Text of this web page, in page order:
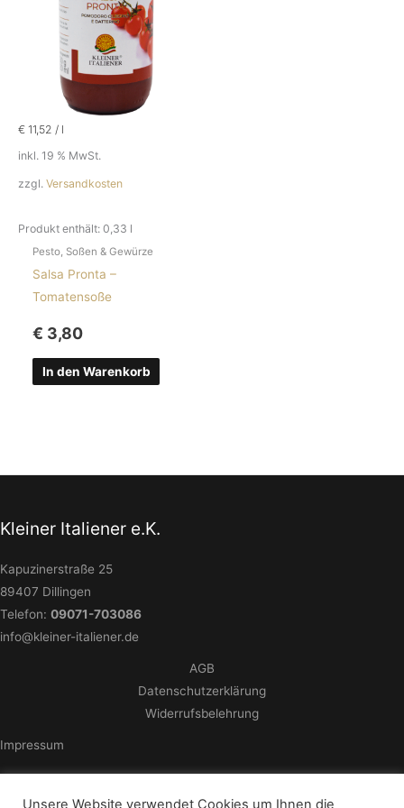
€ 11,52 / l
inkl. 19 % MwSt.
zzgl. Versandkosten
Produkt enthält: 0,33 l
Pesto, Soßen & Gewürze
Salsa Pronta –
Tomatensoße
€ 3,80
In den Warenkorb
Kleiner Italiener e.K.
Kapuzinerstraße 25
89407 Dillingen
Telefon: 09071-703086
info@kleiner-italiener.de
AGB
Datenschutzerklärung
Widerrufsbelehrung
Impressum
Unsere Website verwendet Cookies um Ihnen die